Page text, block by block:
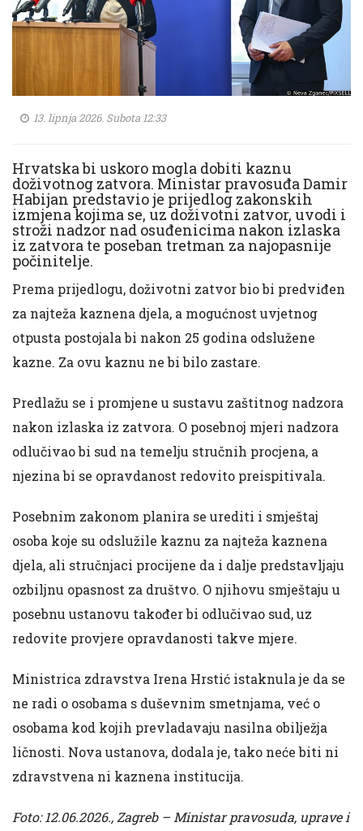
13. lipnja 2026. Subota 12:33
Hrvatska bi uskoro mogla dobiti kaznu
doživotnog zatvora. Ministar pravosuđa Damir
Habijan predstavio je prijedlog zakonskih
izmjena kojima se, uz doživotni zatvor, uvodi i
stroži nadzor nad osuđenicima nakon izlaska
iz zatvora te poseban tretman za najopasnije
počinitelje.
Prema prijedlogu, doživotni zatvor bio bi predviđen
za najteža kaznena djela, a mogućnost uvjetnog
otpusta postojala bi nakon 25 godina odslužene
kazne. Za ovu kaznu ne bi bilo zastare.
Predlažu se i promjene u sustavu zaštitnog nadzora
nakon izlaska iz zatvora. O posebnoj mjeri nadzora
odlučivao bi sud na temelju stručnih procjena, a
njezina bi se opravdanost redovito preispitivala.
Posebnim zakonom planira se urediti i smještaj
osoba koje su odslužile kaznu za najteža kaznena
djela, ali stručnjaci procijene da i dalje predstavljaju
ozbiljnu opasnost za društvo. O njihovu smještaju u
posebnu ustanovu također bi odlučivao sud, uz
redovite provjere opravdanosti takve mjere.
Ministrica zdravstva Irena Hrstić istaknula je da se
ne radi o osobama s duševnim smetnjama, već o
osobama kod kojih prevladavaju nasilna obilježja
ličnosti. Nova ustanova, dodala je, tako neće biti ni
zdravstvena ni kaznena institucija.
Foto: 12.06.2026., Zagreb – Ministar pravosuda, uprave i